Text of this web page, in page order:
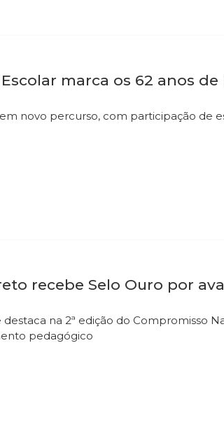
marca os 62 anos
novo percurso, com participação de
recebe Selo Ouro por
na 2ª edição do Compromisso
pedagógico